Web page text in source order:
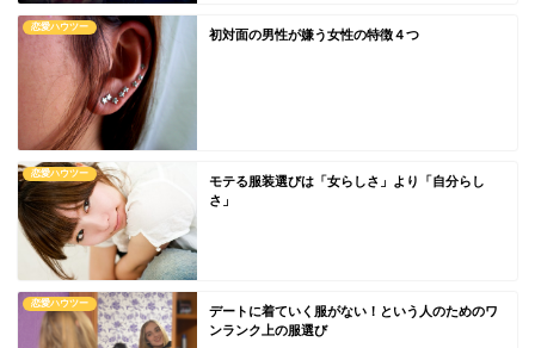
恋愛ハウツー
初対面の男性が嫌う女性の特徴４つ
恋愛ハウツー
モテる服装選びは「女らしさ」より「自分らし
さ」
恋愛ハウツー
デートに着ていく服がない！という人のためのワ
ンランク上の服選び